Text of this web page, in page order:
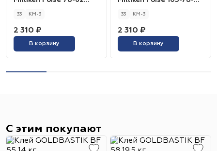
33 КМ-3
2 310 ₽
В корзину
33 КМ-3
2 310 ₽
В корзину
С этим покупают